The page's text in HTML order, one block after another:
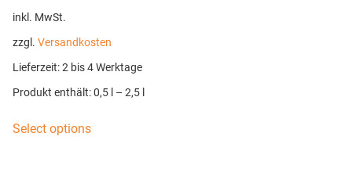
inkl. MwSt.
zzgl. Versandkosten
Lieferzeit:2 bis 4 Werktage
Produkt enthält: 0,5 – 2,5
Select options